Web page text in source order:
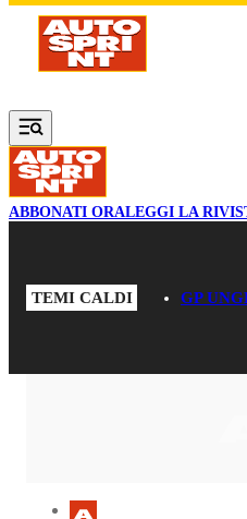
Vai al contenuto principale
ABBONATI ORALEGGI LA
TEMI CALDI GP